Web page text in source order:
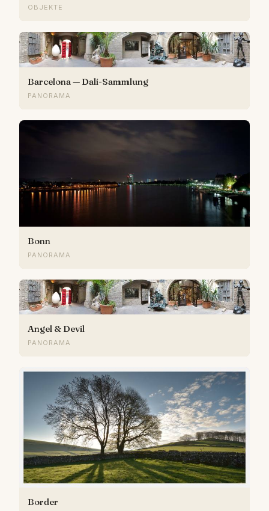
OBJEKTE
Barcelona — Dalí-Sammlung
PANORAMA
Bonn
PANORAMA
Angel & Devil
PANORAMA
Border